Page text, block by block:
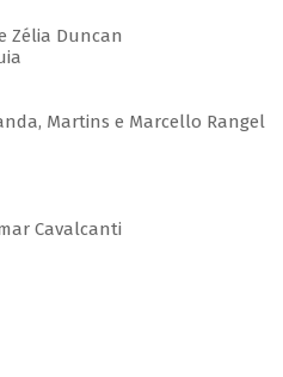
Zélia Duncan
Martins e Marcello Rangel
Cavalcanti